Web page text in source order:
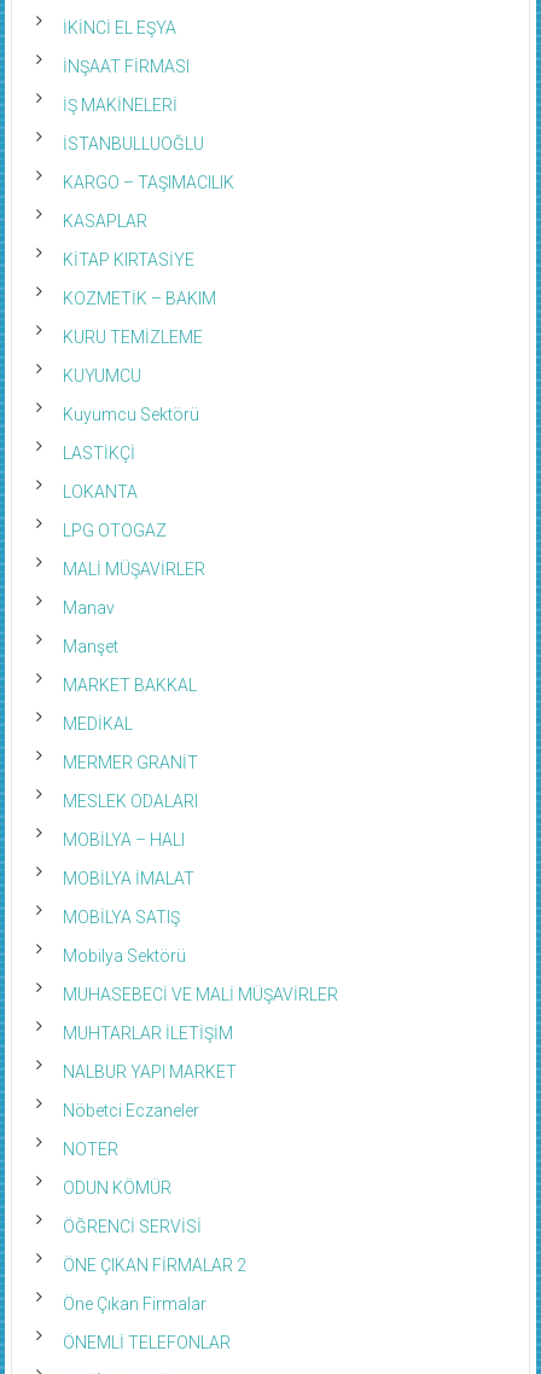
İKİNCİ EL EŞYA
İNŞAAT FİRMASI
İŞ MAKİNELERİ
İSTANBULLUOĞLU
KARGO – TAŞIMACILIK
KASAPLAR
KİTAP KIRTASİYE
KOZMETİK – BAKIM
KURU TEMİZLEME
KUYUMCU
Kuyumcu Sektörü
LASTİKÇİ
LOKANTA
LPG OTOGAZ
MALİ MÜŞAVİRLER
Manav
Manşet
MARKET BAKKAL
MEDİKAL
MERMER GRANİT
MESLEK ODALARI
MOBİLYA – HALI
MOBİLYA İMALAT
MOBİLYA SATIŞ
Mobilya Sektörü
MUHASEBECİ VE MALİ MÜŞAVİRLER
MUHTARLAR İLETİŞİM
NALBUR YAPI MARKET
Nöbetci Eczaneler
NOTER
ODUN KÖMÜR
ÖĞRENCİ SERVİSİ
ÖNE ÇIKAN FİRMALAR 2
Öne Çıkan Firmalar
ÖNEMLİ TELEFONLAR